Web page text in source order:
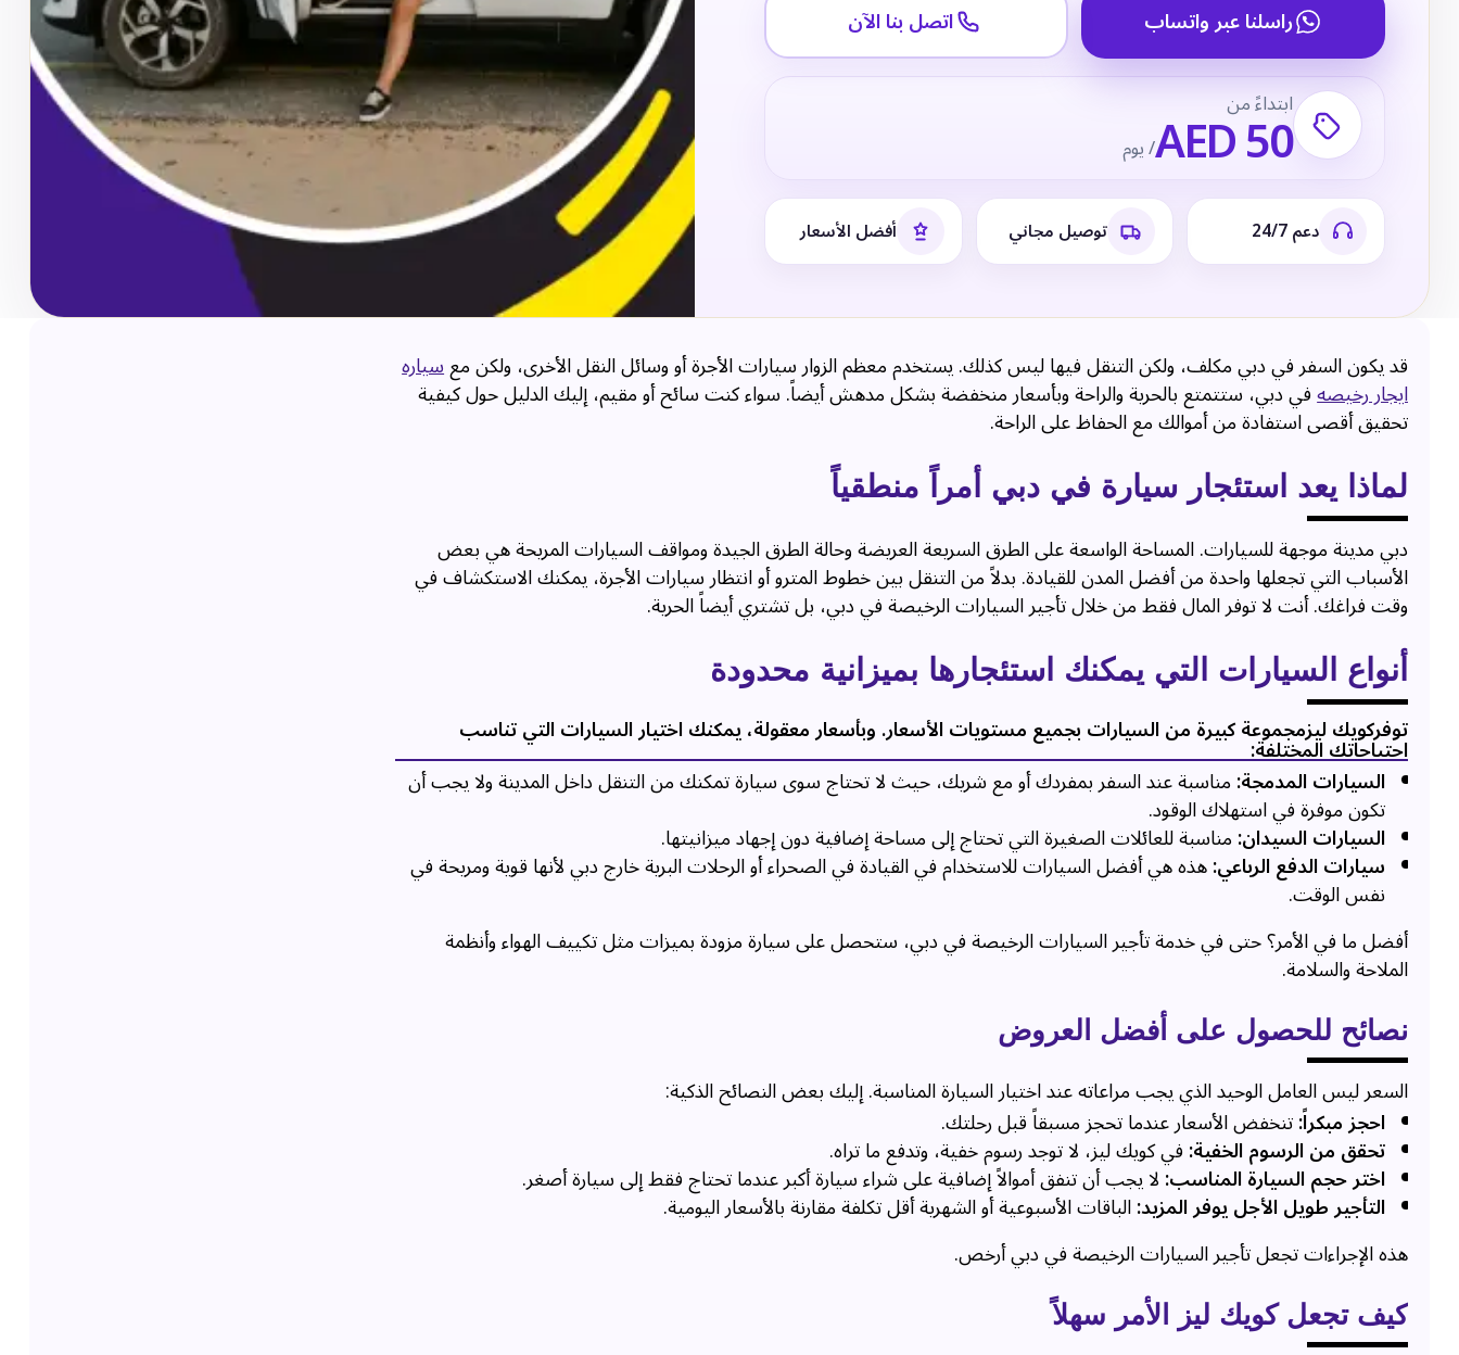
راسلنا عبر واتساب اتصل بنا الآن
ابتداءً من
AED 50/ يوم
دعم 24/7 توصيل مجاني أفضل الأسعار
قد يكون السفر في دبي مكلف، ولكن التنقل فيها ليس كذلك. يستخدم معظم الزوار سيارات الأجرة أو وسائل النقل الأخرى، ولكن معسياره
ايجار رخيصهفي دبي، ستتمتع بالحرية والراحة وبأسعار منخفضة بشكل مدهش أيضاً. سواء كنت سائح أو مقيم، إليك الدليل حول كيفية
تحقيق أقصى استفادة من أموالك مع الحفاظ على الراحة.
لماذا يعد استئجار سيارة في دبي أمراً منطقياً
دبي مدينة موجهة للسيارات. المساحة الواسعة على الطرق السريعة العريضة وحالة الطرق الجيدة ومواقف السيارات المريحة هي بعض
الأسباب التي تجعلها واحدة من أفضل المدن للقيادة. بدلاً من التنقل بين خطوط المترو أو انتظار سيارات الأجرة، يمكنك الاستكشاف في
وقت فراغك. أنت لا توفر المال فقط من خلال تأجير السيارات الرخيصة في دبي، بل تشتري أيضاً الحرية.
أنواع السيارات التي يمكنك استئجارها بميزانية محدودة
توفركويك ليزمجموعة كبيرة من السيارات بجميع مستويات الأسعار. وبأسعار معقولة، يمكنك اختيار السيارات التي تناسب
احتياجاتك المختلفة:
السيارات المدمجة:مناسبة عند السفر بمفردك أو مع شريك، حيث لا تحتاج سوى سيارة تمكنك من التنقل داخل المدينة ولا يجب أن
تكون موفرة في استهلاك الوقود.
السيارات السيدان:مناسبة للعائلات الصغيرة التي تحتاج إلى مساحة إضافية دون إجهاد ميزانيتها.
سيارات الدفع الرباعي:هذه هي أفضل السيارات للاستخدام في القيادة في الصحراء أو الرحلات البرية خارج دبي لأنها قوية ومريحة في
نفس الوقت.
أفضل ما في الأمر؟ حتى في خدمة تأجير السيارات الرخيصة في دبي، ستحصل على سيارة مزودة بميزات مثل تكييف الهواء وأنظمة
الملاحة والسلامة.
نصائح للحصول على أفضل العروض
السعر ليس العامل الوحيد الذي يجب مراعاته عند اختيار السيارة المناسبة. إليك بعض النصائح الذكية:
احجز مبكراً:تنخفض الأسعار عندما تحجز مسبقاً قبل رحلتك.
تحقق من الرسوم الخفية:في كويك ليز، لا توجد رسوم خفية، وتدفع ما تراه.
اختر حجم السيارة المناسب:لا يجب أن تنفق أموالاً إضافية على شراء سيارة أكبر عندما تحتاج فقط إلى سيارة أصغر.
التأجير طويل الأجل يوفر المزيد:الباقات الأسبوعية أو الشهرية أقل تكلفة مقارنة بالأسعار اليومية.
هذه الإجراءات تجعل تأجير السيارات الرخيصة في دبي أرخص.
كيف تجعل كويك ليز الأمر سهلاً